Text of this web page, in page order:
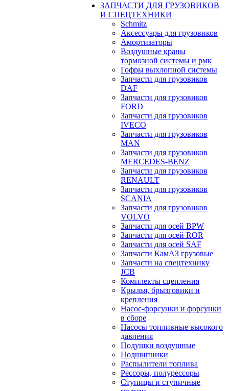
ЗАПЧАСТИ ДЛЯ ГРУЗОВИКОВ
И СПЕЦТЕХНИКИ
Schmitz
Аксессуары для грузовиков
Амортизаторы
Воздушные краны
тормозной системы и рмк
Гофры выхлопной системы
Запчасти для грузовиков
DAF
Запчасти для грузовиков
FORD
Запчасти для грузовиков
IVECO
Запчасти для грузовиков
MAN
Запчасти для грузовиков
MERCEDES-BENZ
Запчасти для грузовиков
RENAULT
Запчасти для грузовиков
SCANIA
Запчасти для грузовиков
VOLVO
Запчасти для осей BPW
Запчасти для осей ROR
Запчасти для осей SAF
Запчасти КамАЗ грузовые
Запчасти на спецтехнику
JCB
Комплекты сцепления
Крылья, брызговики и
крепления
Насос-форсунки и форсунки
в сборе
Насосы топливные высокого
давления
Подушки воздушные
Подшипники
Распылители топлива
Рессоры, полурессоры
Ступицы и ступичные